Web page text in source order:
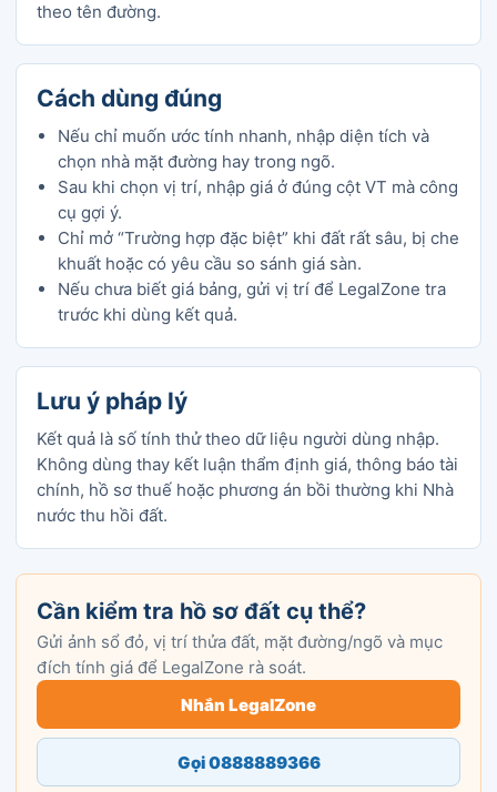
theo tên đường.
Cách dùng đúng
Nếu chỉ muốn ước tính nhanh, nhập diện tích và
chọn nhà mặt đường hay trong ngõ.
Sau khi chọn vị trí, nhập giá ở đúng cột VT mà công
cụ gợi ý.
Chỉ mở “Trường hợp đặc biệt” khi đất rất sâu, bị che
khuất hoặc có yêu cầu so sánh giá sàn.
Nếu chưa biết giá bảng, gửi vị trí để LegalZone tra
trước khi dùng kết quả.
Lưu ý pháp lý
Kết quả là số tính thử theo dữ liệu người dùng nhập.
Không dùng thay kết luận thẩm định giá, thông báo tài
chính, hồ sơ thuế hoặc phương án bồi thường khi Nhà
nước thu hồi đất.
Cần kiểm tra hồ sơ đất cụ thể?
Gửi ảnh sổ đỏ, vị trí thửa đất, mặt đường/ngõ và mục
đích tính giá để LegalZone rà soát.
Nhắn LegalZone
Gọi 0888889366